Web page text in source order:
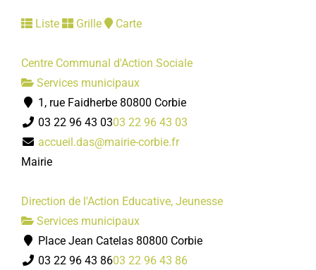
Liste Grille Carte
Centre Communal d'Action Sociale
Services municipaux
1, rue Faidherbe 80800 Corbie
03 22 96 43 0303 22 96 43 03
accueil.das@mairie-corbie.fr
Mairie
Direction de l'Action Educative, Jeunesse
Services municipaux
Place Jean Catelas 80800 Corbie
03 22 96 43 8603 22 96 43 86